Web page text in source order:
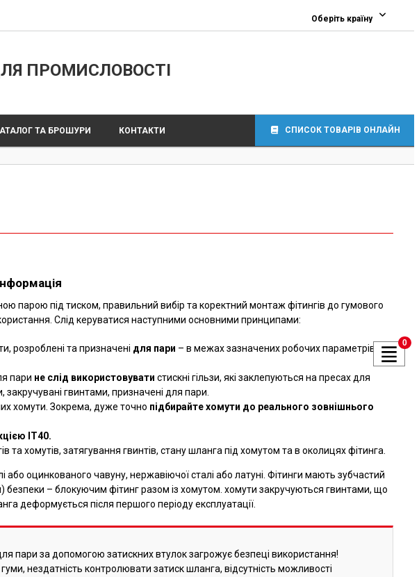
Оберіть країну
ПРОМИСЛОВОСТІ
ТА БРОШУРИ КОНТАКТИ СПИСОК ТОВАРІВ ОНЛАЙН
парою під тиском, правильний вибір та коректний монтаж фітингів до гумового
Слід керуватися наступними основними принципами:
розроблені та призначені для пари – в межах зазначених робочих параметрів
пари не слід використовувати стискні гільзи, які заклепуються на пресах для
гвинтами, призначені для пари.
хомути. Зокрема, дуже точно підбирайте хомути до реального зовнішнього
IT40.
та хомутів, затягування гвинтів, стану шланга під хомутом та в околицях фітинга.
або оцинкованого чавуну, нержавіючої сталі або латуні. Фітинги мають зубчастий
– блокуючим фітинг разом із хомутом. хомути закручуються гвинтами, що
деформується після першого періоду експлуатації.
пари за допомогою затискних втулок загрожує безпеці використання!
нездатність контролювати затиск шланга, відсутність можливості
0